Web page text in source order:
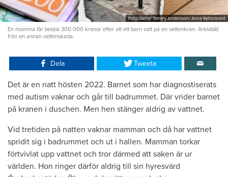
Foto: Getty/ Tommy Andersson/ Anna Rytterbrant
En mamma får betala 300 000 kronor efter att ett barn satt på en vattenkran. Arkivbild
från en annan vattenskada.
Dela Tweeta
Det är en natt hösten 2022. Barnet som har diagnostiserats
med autism vaknar och går till badrummet. Där vrider barnet
på kranen i duschen. Men hen stänger aldrig av vattnet.
Vid tretiden på natten vaknar mamman och då har vattnet
spridit sig i badrummet och ut i hallen. Mamman torkar
förtvivlat upp vattnet och tror därmed att saken är ur
världen. Hon ringer därför aldrig till sin hyresvärd